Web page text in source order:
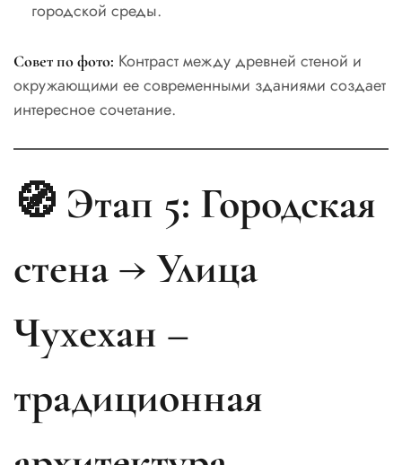
городской среды.
Совет по фото: Контраст между древней стеной и
окружающими ее современными зданиями создает
интересное сочетание.
🧭 Этап 5: Городская
стена → Улица
Чухехан –
традиционная